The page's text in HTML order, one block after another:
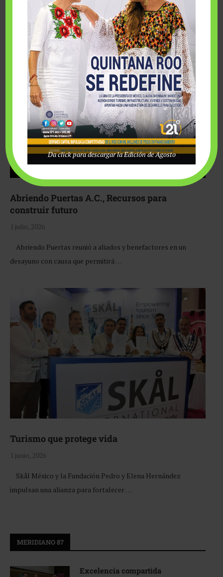
Fairmont Mayakoba y Make-A-Wish México unieron
esfuerzos para hacer realidad el deseo de una …
Abriendo Puertas A.C., Recursos para
construir futuro
1 julio, 2026
Abriendo Puertas reunió a aliados y benefactores en un
desayuno con causa que permitirá …
Turismo que protege vida
1 junio, 2026
Skål México y la Fundación Pedro y Elena Hernández
impulsan una alianza para fortalecer …
MERIDIANO 87
Excelencia compartida
Da click para descargar la Edición de Agosto